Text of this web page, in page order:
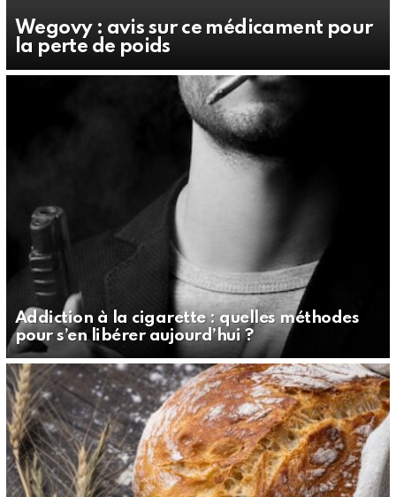
Wegovy : avis sur ce médicament pour
la perte de poids
Addiction à la cigarette : quelles méthodes
pour s’en libérer aujourd’hui ?